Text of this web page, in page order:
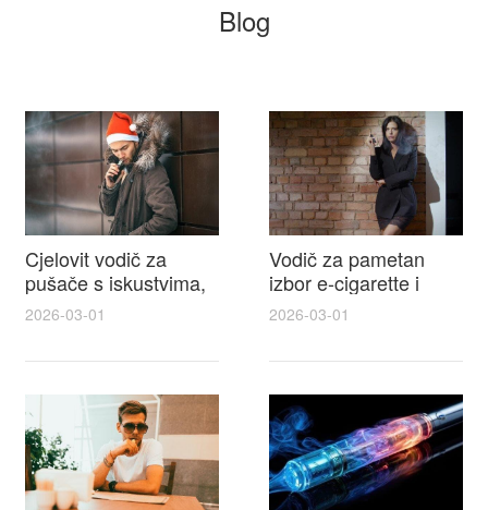
Blog
Cjelovit vodič za
pušače s iskustvima,
recenzijama i
cigarette na e cigareta
2026-03-01
Vodič za pametan
izbor e-cigarette i
savjeti kako postići
elektronske cigarete
2026-03-01